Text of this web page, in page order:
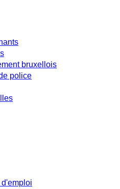
bruxellois
police